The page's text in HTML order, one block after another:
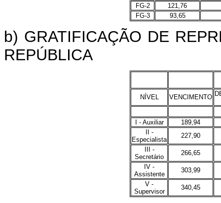
FG-2
121,76
FG-3
93,65
b) GRATIFICAÇÃO DE
REPÚBLICA
NÍVEL VENCIMENTO
I - Auxiliar
189,94
II -
Especialista
227,90
III -
Secretário
266,65
IV -
Assistente
303,99
V -
Supervisor
340,45